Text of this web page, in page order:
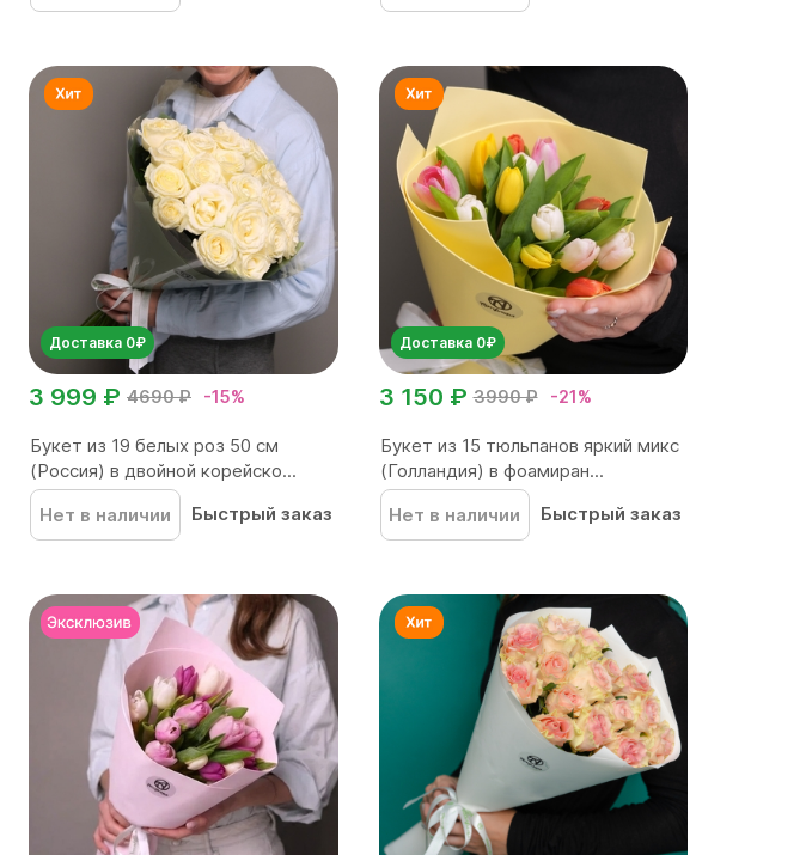
Доставка 0₽
4690 ₽ -15%
3 999 ₽
Букет из 19 белых роз 50 см
(Россия) в двойной корейско...
Нет в наличии
Быстрый заказ
Доставка 0₽
3990 ₽ -21%
3 150 ₽
Букет из 15 тюльпанов яркий микс
(Голландия) в фоамиран...
Нет в наличии
Быстрый заказ